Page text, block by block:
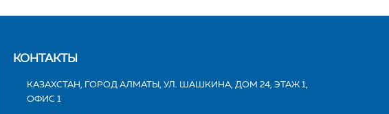
КОНТАКТЫ
КАЗАХСТАН, ГОРОД АЛМАТЫ, УЛ. ШАШКИНА, ДОМ 24, ЭТАЖ 1,
ОФИС 1